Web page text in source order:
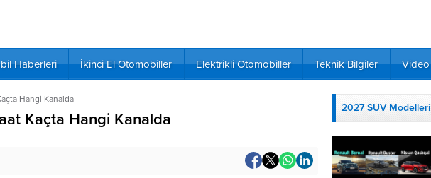
Haberleri İkinci El Otomobiller Elektrikli Otomobiller Teknik Bilgiler
Hangi Kanalda
Kaçta Hangi Kanalda
2027 SUV Modelleri